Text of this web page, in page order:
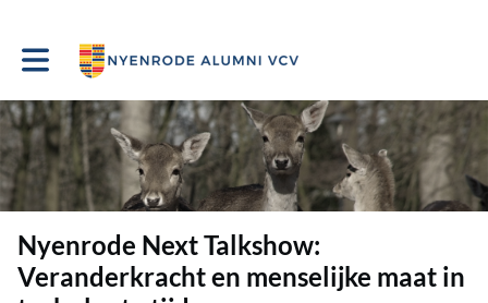
Toggle main navigation
Nyenrode Next Talkshow:
Veranderkracht en menselijke maat in